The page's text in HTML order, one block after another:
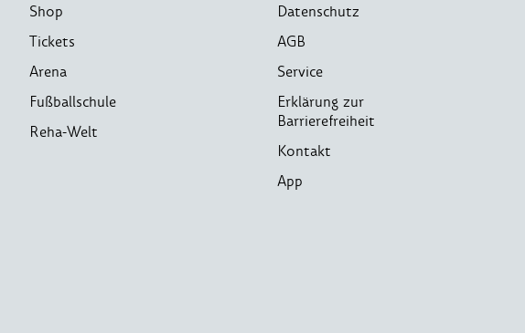
Shop
Tickets
Arena
Fußballschule
Reha-Welt
Datenschutz
AGB
Service
Erklärung zur
Barrierefreiheit
Kontakt
App